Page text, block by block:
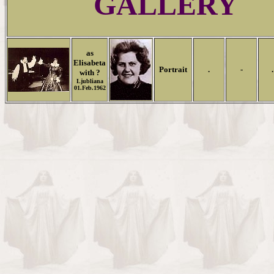
as
Elisabeta
with ?
Ljubliana
01.Feb.1962
Portrait . - .